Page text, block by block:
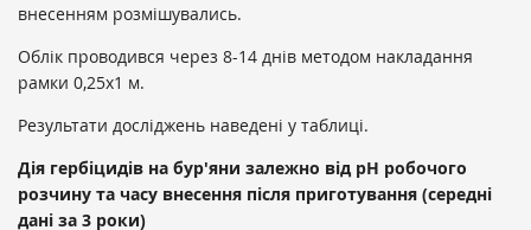
внесенням розмішувались.
Облік проводився через 8-14 днів методом накладання
рамки 0,25х1 м.
Результати досліджень наведені у таблиці.
Дія гербіцидів на бур'яни залежно від рН робочого
розчину та часу внесення після приготування (середні
дані за 3 роки)